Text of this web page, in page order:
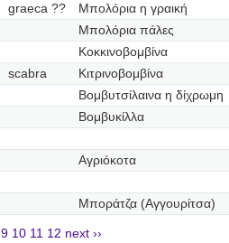
graeca ??
Μπολόρια η γραική
Μπολόρια πάλες
Κοκκινοβομβίνα
scabra
Κιτρινοβομβίνα
Βομβυτσίλαινα η δίχρωμη
Βομβυκίλλα
Αγριόκοτα
Μποράτζα (Αγγουρίτσα)
9 10 11 12 next ››